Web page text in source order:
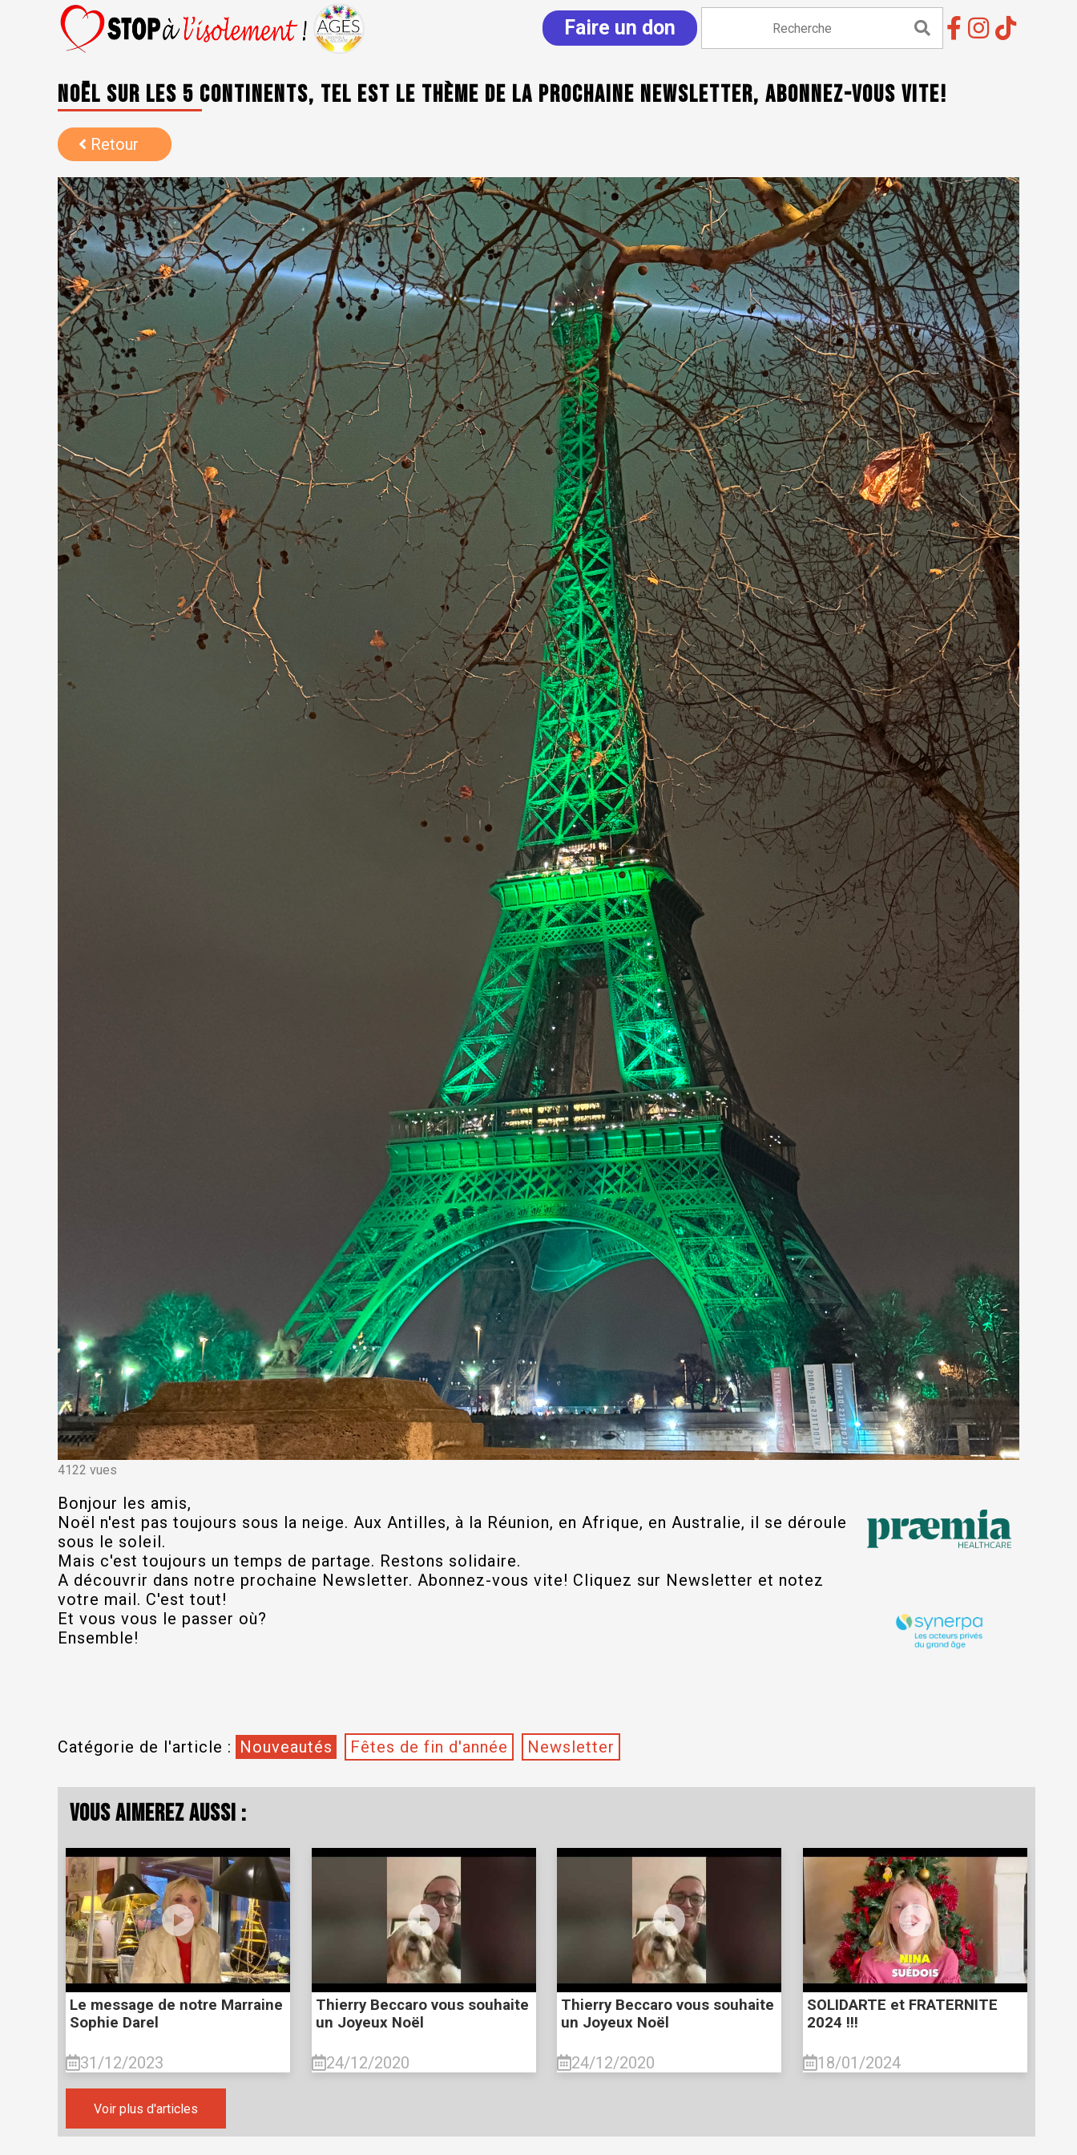
Faire un don
Noël sur les 5 continents, tel est le thème de la prochaine Newsletter, abonnez-vous vite!
Retour
4122 vues
Bonjour les amis,
Noël n'est pas toujours sous la neige. Aux Antilles, à la Réunion, en Afrique, en Australie, il se déroule
sous le soleil.
Mais c'est toujours un temps de partage. Restons solidaire.
A découvrir dans notre prochaine Newsletter. Abonnez-vous vite! Cliquez sur Newsletter et notez
votre mail. C'est tout!
Et vous vous le passer où?
Ensemble!
Catégorie de l'article : Nouveautés Fêtes de fin d'année Newsletter
Vous aimerez aussi :
Le message de notre Marraine
Sophie Darel
31/12/2023
Thierry Beccaro vous souhaite
un Joyeux Noël
24/12/2020
Thierry Beccaro vous souhaite
un Joyeux Noël
24/12/2020
SOLIDARTE et FRATERNITE
2024 !!!
18/01/2024
Voir plus d'articles